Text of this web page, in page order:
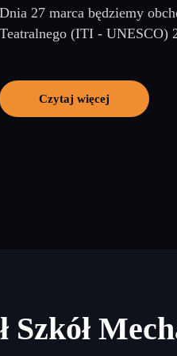
Dnia 27 marca będziemy
Teatralnego (ITI - UNESCO)
Czytaj więcej
Szkół